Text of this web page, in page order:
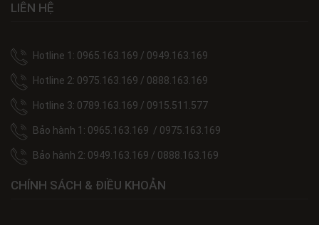
LIÊN HỆ
Hotline 1: 0965.163.169 / 0949.163.169
Hotline 2: 0975.163.169 / 0888.163.169
Hotline 3: 0789.163.169 / 0915.511.577
Bảo hành 1: 0965.163.169 / 0975.163.169
Bảo hành 2: 0949.163.169 / 0888.163.169
CHÍNH SÁCH & ĐIỀU KHOẢN